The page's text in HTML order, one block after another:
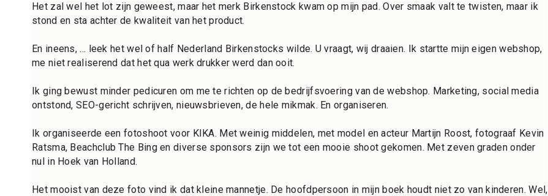
Het zal wel het lot zijn geweest, maar het merk Birkenstock kwam op mijn pad. Over smaak valt te twisten, maar ik
stond en sta achter de kwaliteit van het product.
En ineens, ... leek het wel of half Nederland Birkenstocks wilde. U vraagt, wij draaien. Ik startte mijn eigen webshop,
me niet realiserend dat het qua werk drukker werd dan ooit.
Ik ging bewust minder pedicuren om me te richten op de bedrijfsvoering van de webshop. Marketing, social media
ontstond, SEO-gericht schrijven, nieuwsbrieven, de hele mikmak. En organiseren.
Ik organiseerde een fotoshoot voor KIKA. Met weinig middelen, met model en acteur Martijn Roost, fotograaf Kevin
Ratsma, Beachclub The Bing en diverse sponsors zijn we tot een mooie shoot gekomen. Met zeven graden onder
nul in Hoek van Holland.
Het mooist van deze foto vind ik dat kleine mannetje. De hoofdpersoon in mijn boek houdt niet zo van kinderen. Wel,